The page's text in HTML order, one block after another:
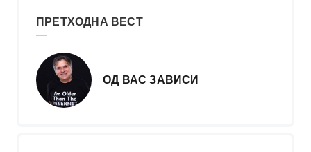
ПРЕТХОДНА ВЕСТ
ОД ВАС ЗАВИСИ